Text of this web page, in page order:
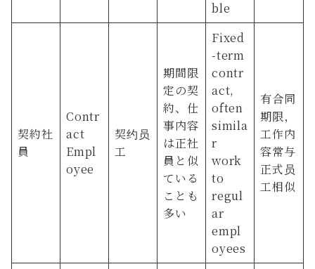
ble
契約社
員
Contr
act
Empl
oyee
契约员
工
期間限
定の契
約、仕
事内容
は正社
員と似
ている
ことも
多い
Fixed
-term
contr
act,
often
simila
r
work
to
regul
ar
empl
oyees
有合同
期限，
工作内
容常与
正式员
工相似